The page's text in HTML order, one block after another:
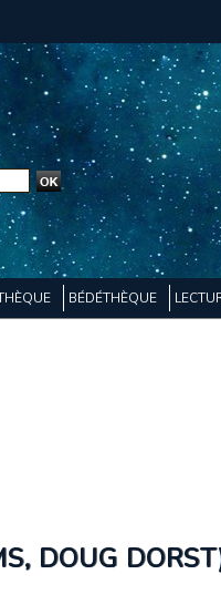
BÉDÉTHÈQUE
DOUG